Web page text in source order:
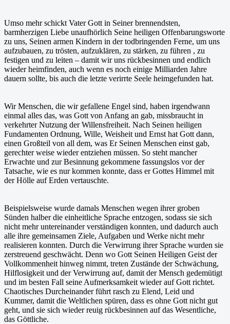
Umso mehr schickt Vater Gott in Seiner brennendsten,
barmherzigen Liebe unaufhörlich Seine heiligen Offenbarungsworte
zu uns, Seinen armen Kindern in der todbringenden Ferne, um uns
aufzubauen, zu trösten, aufzuklären, zu stärken, zu führen , zu
festigen und zu leiten – damit wir uns rückbesinnen und endlich
wieder heimfinden, auch wenn es noch einige Milliarden Jahre
dauern sollte, bis auch die letzte verirrte Seele heimgefunden hat.
Wir Menschen, die wir gefallene Engel sind, haben irgendwann
einmal alles das, was Gott von Anfang an gab, missbraucht in
verkehrter Nutzung der Willensfreiheit. Nach Seinen heiligen
Fundamenten Ordnung, Wille, Weisheit und Ernst hat Gott dann,
einen Großteil von all dem, was Er Seinen Menschen einst gab,
gerechter weise wieder entziehen müssen. So steht mancher
Erwachte und zur Besinnung gekommene fassungslos vor der
Tatsache, wie es nur kommen konnte, dass er Gottes Himmel mit
der Hölle auf Erden vertauschte.
Beispielsweise wurde damals Menschen wegen ihrer groben
Sünden halber die einheitliche Sprache entzogen, sodass sie sich
nicht mehr untereinander verständigen konnten, und dadurch auch
alle ihre gemeinsamen Ziele, Aufgaben und Werke nicht mehr
realisieren konnten. Durch die Verwirrung ihrer Sprache wurden sie
zerstreuend geschwächt. Denn wo Gott Seinen Heiligen Geist der
Vollkommenheit hinweg nimmt, treten Zustände der Schwächung,
Hilflosigkeit und der Verwirrung auf, damit der Mensch gedemütigt
und im besten Fall seine Aufmerksamkeit wieder auf Gott richtet.
Chaotisches Durcheinander führt rasch zu Elend, Leid und
Kummer, damit die Weltlichen spüren, dass es ohne Gott nicht gut
geht, und sie sich wieder reuig rückbesinnen auf das Wesentliche,
das Göttliche.